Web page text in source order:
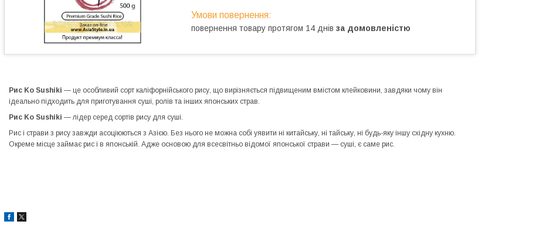
повернення товару протягом 14 днів за домовленістю
Рис Ko Sushiki — це особливий сорт каліфорнійського рису, що вирізняється підвищеним вмістом клейковини, завдяки чому він
ідеально підходить для приготування суші, ролів та інших японських страв.
Рис Ko Sushiki — лідер серед сортів рису для суші.
Рис і страви з рису завжди асоціюються з Азією. Без нього не можна собі уявити ні китайську, ні тайську, ні будь-яку іншу східну кухню.
Окреме місце займає рис і в японській. Адже основою для всесвітньо відомої японської страви — суші, є саме рис.